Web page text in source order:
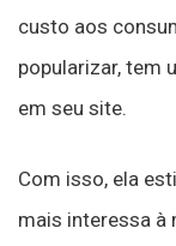
custo aos
popularizar, tem
em seu site.
Com isso, ela
mais interessa à